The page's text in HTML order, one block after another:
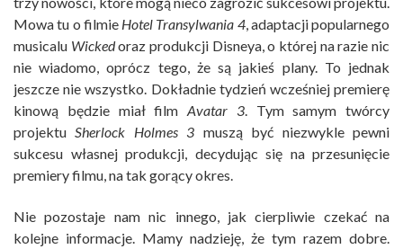
Mowa tu o filmie Hotel Transylwania 4, adaptacji popularnego
musicalu Wickedoraz produkcji Disneya, o której na razie nic
nie wiadomo, oprócz tego, że są jakieś plany. To jednak
jeszcze nie wszystko. Dokładnie tydzień wcześniej premierę
kinową będzie miał film Avatar 3. Tym samym twórcy
projektu Sherlock Holmes 3 muszą być niezwykle pewni
sukcesu własnej produkcji, decydując się na przesunięcie
premiery filmu, na tak gorący okres.
Nie pozostaje nam nic innego, jak cierpliwie czekać na
kolejne informacje. Mamy nadzieję, że tym razem dobre.